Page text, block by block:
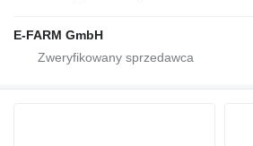
E-FARM GmbH